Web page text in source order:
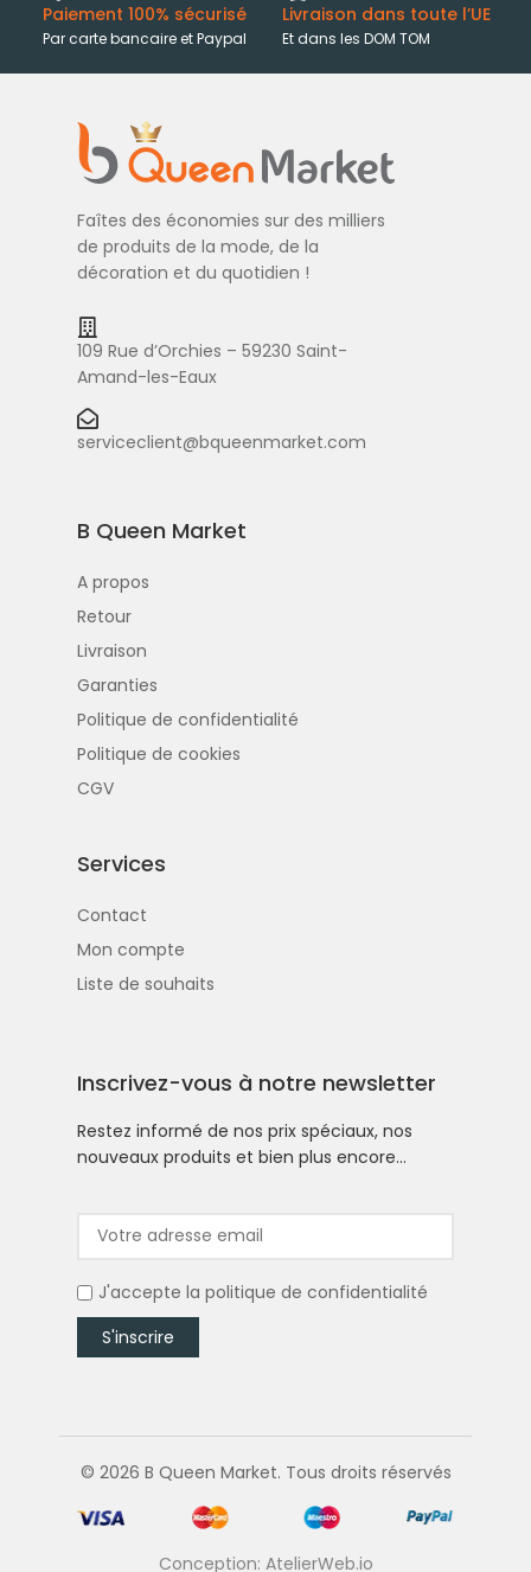
Paiement 100% sécurisé
Par carte bancaire et Paypal
Livraison dans toute l’UE
Et dans les DOM TOM
Faîtes des économies sur des milliers
de produits de la mode, de la
décoration et du quotidien !
109 Rue d’Orchies – 59230 Saint-
Amand-les-Eaux
serviceclient@bqueenmarket.com
B Queen Market
A propos
Retour
Livraison
Garanties
Politique de confidentialité
Politique de cookies
CGV
Services
Contact
Mon compte
Liste de souhaits
Inscrivez-vous à notre newsletter
Restez informé de nos prix spéciaux, nos
nouveaux produits et bien plus encore…
J'accepte la politique de confidentialité
© 2026 B Queen Market. Tous droits réservés
Conception: AtelierWeb.io